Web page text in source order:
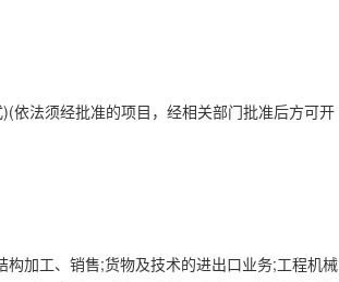
依法须经批准的项目，经相关部门批准后方可开
加工、销售;货物及技术的进出口业务;工程机械